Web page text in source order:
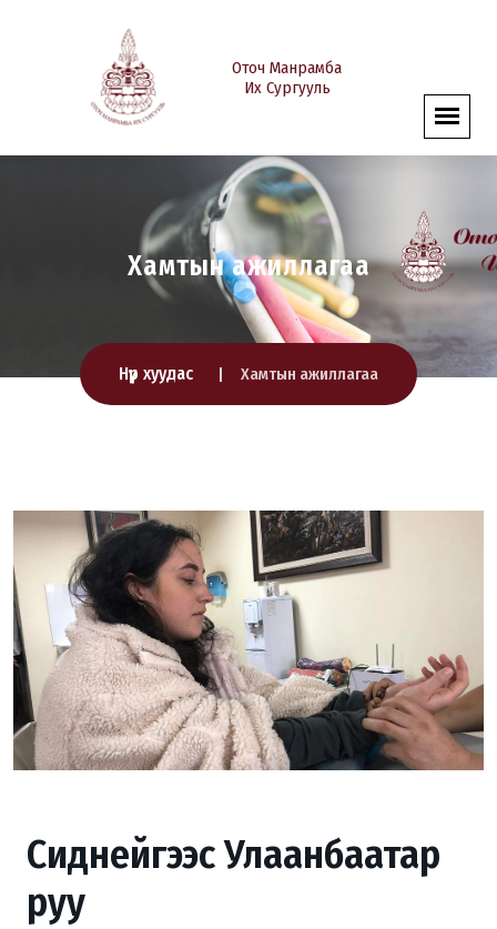
Оточ Манрамба
Их Сургууль
Хамтын ажиллагаа
Нүүр хуудас Хамтын ажиллагаа
Сиднейгээс Улаанбаатар
руу